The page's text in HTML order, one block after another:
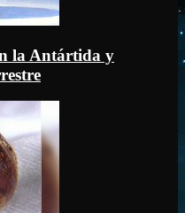
la Antártida y